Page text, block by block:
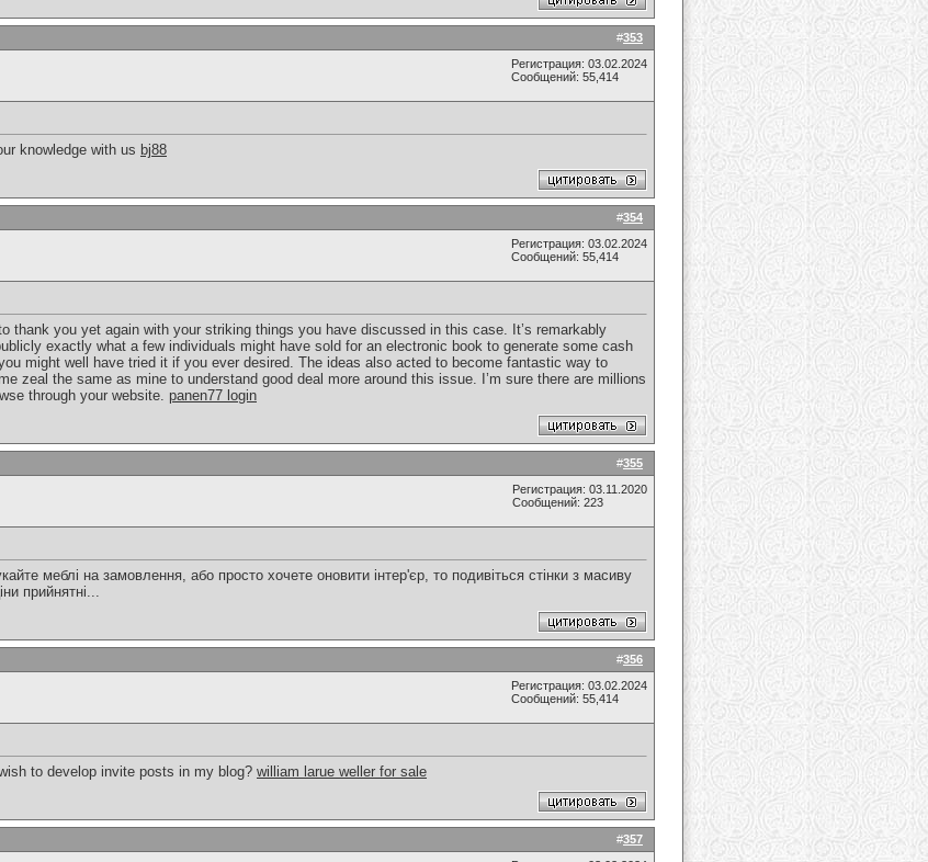
#353
Регистрация: 03.02.2024
Сообщений: 55,414
knowledge with us bj88
#354
Регистрация: 03.02.2024
Сообщений: 55,414
thank you yet again with your striking things you have discussed in this case. It’s remarkably
exactly what a few individuals might have sold for an electronic book to generate some cash
might well have tried it if you ever desired. The ideas also acted to become fantastic way to
zeal the same as mine to understand good deal more around this issue. I’m sure there are millions
through your website. panen77 login
#355
Регистрация: 03.11.2020
Сообщений: 223
меблі на замовлення, або просто хочете оновити інтер'єр, то подивіться стінки з масиву
прийнятні...
#356
Регистрация: 03.02.2024
Сообщений: 55,414
to develop invite posts in my blog? william larue weller for sale
#357